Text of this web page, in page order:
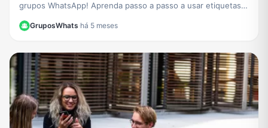
grupos WhatsApp! Aprenda passo a passo a usar etiquetas
para organizar membros e otimizar sua gestão.
GruposWhats·há 5 meses